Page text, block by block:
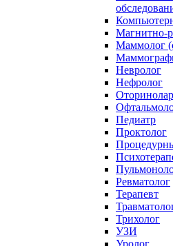
Магнитно-
Маммолог
Невролог
Нефролог
Педиатр
Проктолог
Ревматолог
Терапевт
Трихолог
УЗИ
Уролог